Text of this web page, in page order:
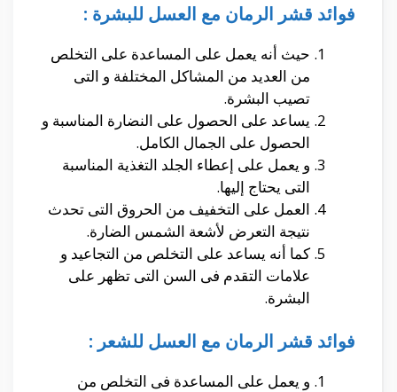
فوائد قشر الرمان مع العسل للبشرة :
حيث أنه يعمل على المساعدة على التخلص
من العديد من المشاكل المختلفة و التى
تصيب البشرة.
يساعد على الحصول على النضارة المناسبة و
الحصول على الجمال الكامل.
و يعمل على إعطاء الجلد التغذية المناسبة
التى يحتاج إليها.
العمل على التخفيف من الحروق التى تحدث
نتيجة التعرض لأشعة الشمس الضارة.
كما أنه يساعد على التخلص من التجاعيد و
علامات التقدم فى السن التى تظهر على
البشرة.
فوائد قشر الرمان مع العسل للشعر :
و يعمل على المساعدة فى التخلص من